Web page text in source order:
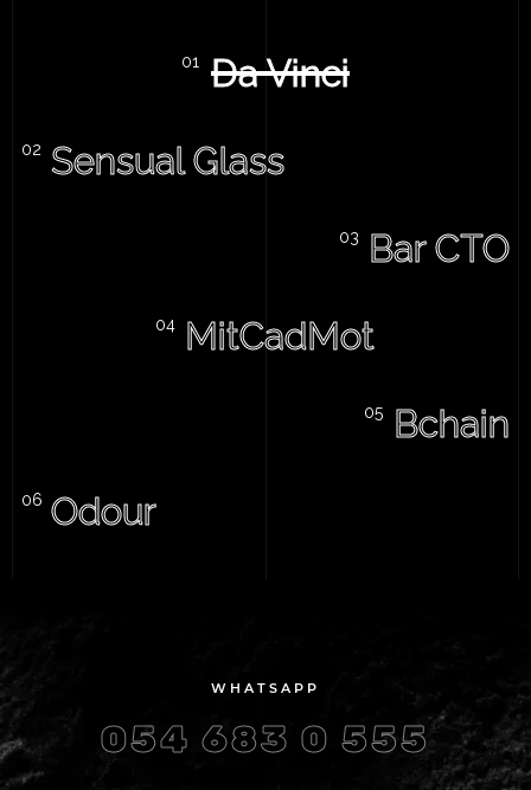
Da Vinci
Sensual Glass
Bar CTO
MitCadMot
Bchain
Odour
WHATSAPP
054 683 0 555